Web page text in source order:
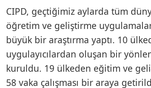
CIPD, geçtiğimiz aylarda tüm
öğretim ve geliştirme
büyük bir araştırma yaptı. 10
uygulayıcılardan oluşan bir
kuruldu. 19 ülkeden eğitim ve
58 vaka çalışması bir araya